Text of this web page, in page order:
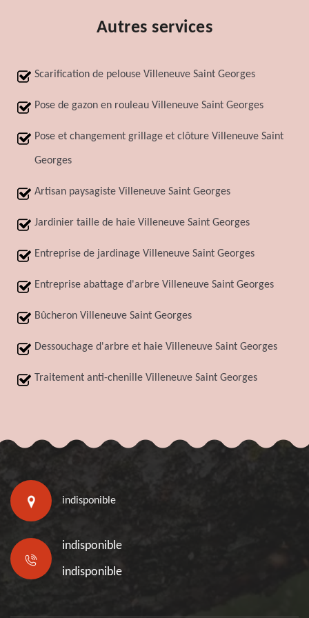
Autres services
Scarification de pelouse Villeneuve Saint Georges
Pose de gazon en rouleau Villeneuve Saint Georges
Pose et changement grillage et clôture Villeneuve Saint
Georges
Artisan paysagiste Villeneuve Saint Georges
Jardinier taille de haie Villeneuve Saint Georges
Entreprise de jardinage Villeneuve Saint Georges
Entreprise abattage d'arbre Villeneuve Saint Georges
Bûcheron Villeneuve Saint Georges
Dessouchage d'arbre et haie Villeneuve Saint Georges
Traitement anti-chenille Villeneuve Saint Georges
indisponible
indisponible
indisponible